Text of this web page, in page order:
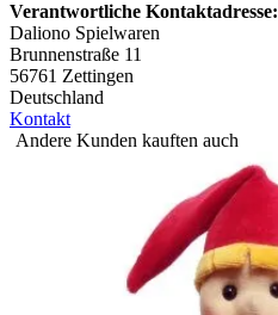
Verantwortliche Kontaktadresse:
Daliono Spielwaren
Brunnenstraße 11
56761 Zettingen
Deutschland
Kontakt
Andere Kunden kauften auch